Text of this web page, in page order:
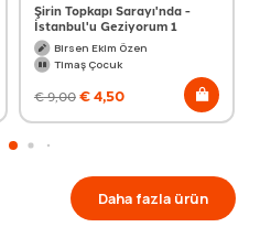
Şirin Topkapı Sarayı'nda -
İstanbul'u Geziyorum 1
Birsen Ekim Özen
Timaş Çocuk
€9,00€4,50
Daha fazla ürün